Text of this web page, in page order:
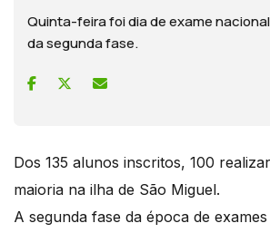
Quinta-feira foi dia de exame
da segunda fase.
Dos 135 alunos inscritos, 100
maioria na ilha de São Miguel.
A segunda fase da época de